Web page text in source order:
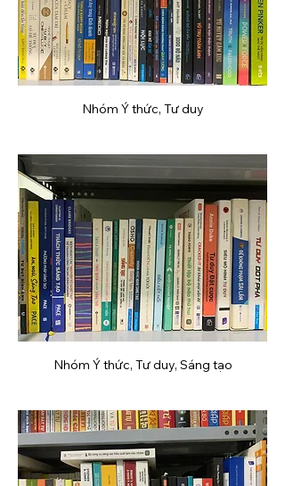
Nhóm Ý thức, Tư duy
Nhóm Ý thức, Tư duy, Sáng tạo